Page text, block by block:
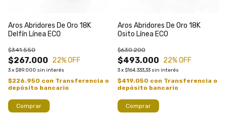
Aros Abridores De Oro 18K
Delfín Línea ECO
$267.000
$341.550
22% OFF
3x $89.000 sin interés
$226.950 con Transferencia o
depósito bancario
Comprar
Aros Abridores De Oro 18K
Osito Línea ECO
$493.000
$630.200
22% OFF
3x $164.333,33 sin interés
$419.050 con Transferencia o
depósito bancario
Comprar